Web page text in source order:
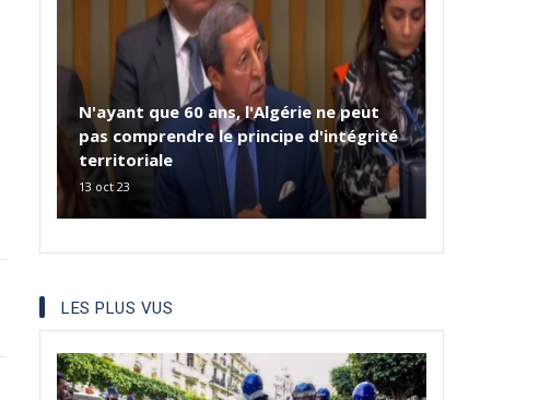
N'ayant que 60 ans, l'Algérie ne peut
pas comprendre le principe d'intégrité
territoriale
13 oct 23
LES PLUS VUS